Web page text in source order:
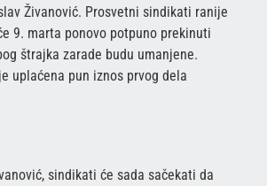
Živanović. Prosvetni sindikati ranije
9. marta ponovo potpuno prekinuti
štrajka zarade budu umanjene.
uplaćena pun iznos prvog dela
sindikati će sada sačekati da